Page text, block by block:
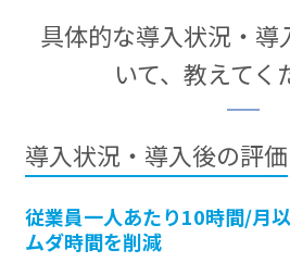
具体的な導入状況・導
いて、教えてく
導入状況・導入後の評価
従業員一人あたり10時間/月
ムダ時間を削減